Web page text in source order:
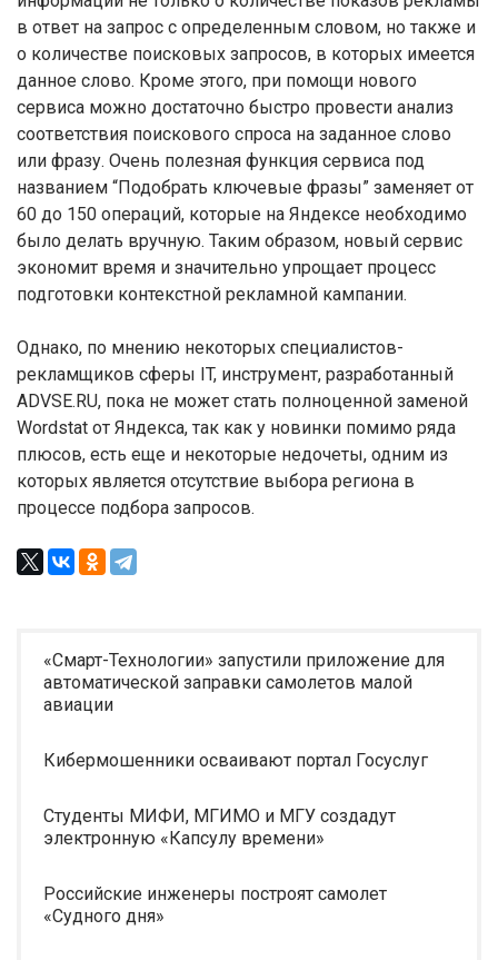
в ответ на запрос с определенным словом, но также и
о количестве поисковых запросов, в которых имеется
данное слово. Кроме этого, при помощи нового
сервиса можно достаточно быстро провести анализ
соответствия поискового спроса на заданное слово
или фразу. Очень полезная функция сервиса под
названием “Подобрать ключевые фразы” заменяет от
60 до 150 операций, которые на Яндексе необходимо
было делать вручную. Таким образом, новый сервис
экономит время и значительно упрощает процесс
подготовки контекстной рекламной кампании.
Однако, по мнению некоторых специалистов-
рекламщиков сферы IT, инструмент, разработанный
ADVSE.RU, пока не может стать полноценной заменой
Wordstat от Яндекса, так как у новинки помимо ряда
плюсов, есть еще и некоторые недочеты, одним из
которых является отсутствие выбора региона в
процессе подбора запросов.
«Смарт-Технологии» запустили приложение для
автоматической заправки самолетов малой
авиации
Кибермошенники осваивают портал Госуслуг
Студенты МИФИ, МГИМО и МГУ создадут
электронную «Капсулу времени»
Российские инженеры построят самолет
«Судного дня»